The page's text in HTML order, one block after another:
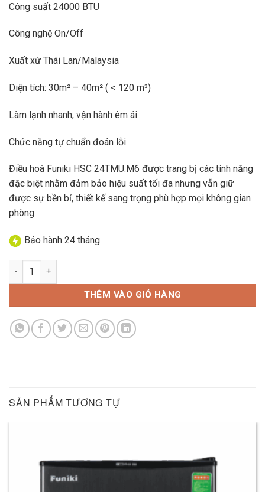
Công suất 24000 BTU
Công nghệ On/Off
Xuất xứ Thái Lan/Malaysia
Diện tích: 30m² – 40m² ( < 120 m³)
Làm lạnh nhanh, vận hành êm ái
Chức năng tự chuẩn đoán lỗi
Điều hoà Funiki HSC 24TMU.M6 được trang bị các tính năng
đặc biệt nhằm đảm bảo hiệu suất tối đa nhưng vẫn giữ
được sự bền bỉ, thiết kế sang trọng phù hợp mọi không gian
phòng.
Bảo hành 24 tháng
Điều hoà Funiki 24000BTU 1 chiều HSC 24TMU.M6 số lượng
THÊM VÀO GIỎ HÀNG
SẢN PHẨM TƯƠNG TỰ